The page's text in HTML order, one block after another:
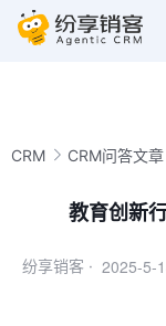
CRM CRM问答文章
教育创新
纷享销客 · 2025-5-